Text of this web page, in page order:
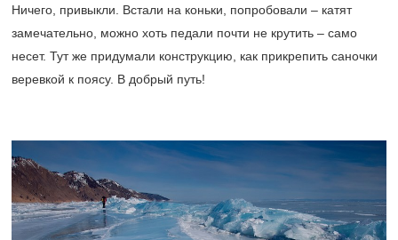
Ничего, привыкли. Встали на коньки, попробовали – катят
замечательно, можно хоть педали почти не крутить – само
несет. Тут же придумали конструкцию, как прикрепить саночки
веревкой к поясу. В добрый путь!